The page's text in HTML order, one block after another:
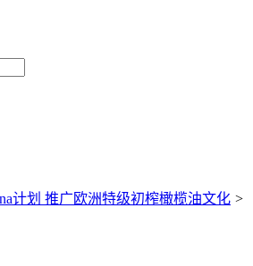
计划 推广欧洲特级初榨橄榄油文化 >